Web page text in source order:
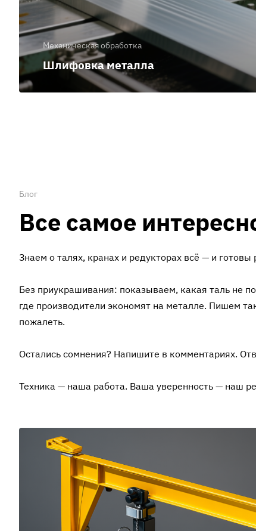
Механическая обработка
Шлифовка металла
Блог
Все самое
Знаем о талях, кранах и редукторах всё — и готовы
Без приукрашивания: показываем, какая таль не
где производители экономят на металле. Пишем
пожалеть.
Остались сомнения? Напишите в комментариях.
Техника — наша работа. Ваша уверенность — наш